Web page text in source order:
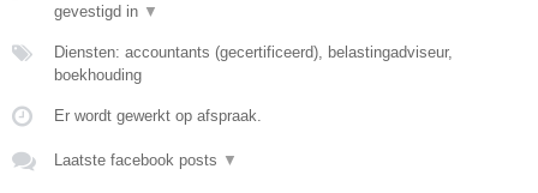
gevestigd in ▼
Diensten: accountants (gecertificeerd), belastingadviseur,
boekhouding
Er wordt gewerkt op afspraak.
Laatste facebook posts ▼